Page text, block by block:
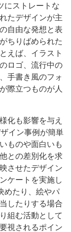
にストレートな
たデザインが主
自由な発想と表
ちりばめられた
えば、イラスト
ロゴ、流行中の
手書き風のフォ
際立つものが人
化も影響を与え
イン事例が簡単
ものや面白いも
との差別化を求
させたデザイン
ケートを実施し
めたり、絵やパ
したりする場合
組む活動として
視されるポイン